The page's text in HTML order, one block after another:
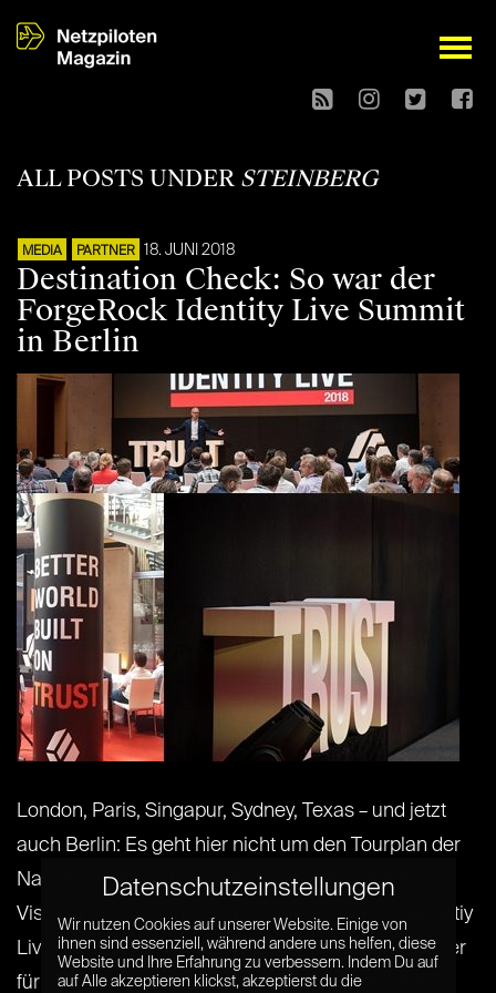
open
ALL POSTS UNDER STEINBERG
MEDIA PARTNER 18. JUNI 2018
Destination Check: So war der
ForgeRock Identity Live Summit
in Berlin
London, Paris, Singapur, Sydney, Texas – und jetzt
auch Berlin: Es geht hier nicht um den Tourplan der
Nachfolgerin von Lady Gaga. Vielmehr geht es um
Visionen: Die internationale Digitalkonferenz Identitiy
Live Summit von ForgeRock, dem Plattformanbieter
für digitales Identitätsmanagement, bietet jährlich
Datenschutzeinstellungen
Wir nutzen Cookies auf unserer Website. Einige von
ihnen sind essenziell, während andere uns helfen, diese
Website und Ihre Erfahrung zu verbessern. Indem Du auf
auf Alle akzeptieren klickst, akzeptierst du die